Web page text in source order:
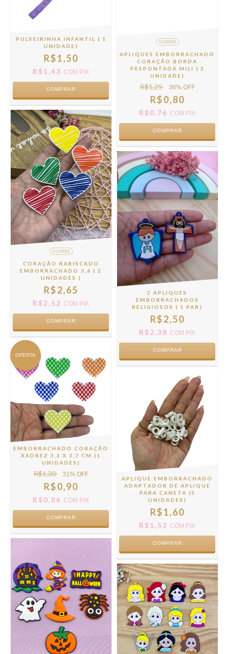
PULSEIRINHA INFANTIL ( 1
UNIDADE)
R$1,50
R$1,43 COM PIX
COMPRAR
5 CORES
APLIQUES EMBORRACHADO
CORAÇÃO BORDA
PESPONTADA MILI ( 2
UNIDADE)
R$1,25 36% OFF
R$0,80
R$0,76 COM PIX
COMPRAR
5 CORES
CORAÇÃO RABISCADO
EMBORRACHADO 3,6 ( 2
UNIDADES )
R$2,65
R$2,52 COM PIX
COMPRAR
2 APLIQUES
EMBORRACHADOS
RELIGIOSOS ( 1 PAR)
R$2,50
R$2,38 COM PIX
COMPRAR
OFERTA
EMBORRACHADO CORAÇÃO
XADREZ 3,3 X 3,7 CM (1
UNIDADES)
R$1,30 31% OFF
R$0,90
R$0,86 COM PIX
COMPRAR
APLIQUE EMBORRACHADO
ADAPTADOR DE APLIQUE
PARA CANETA (5
UNIDADES)
R$1,60
R$1,52 COM PIX
COMPRAR